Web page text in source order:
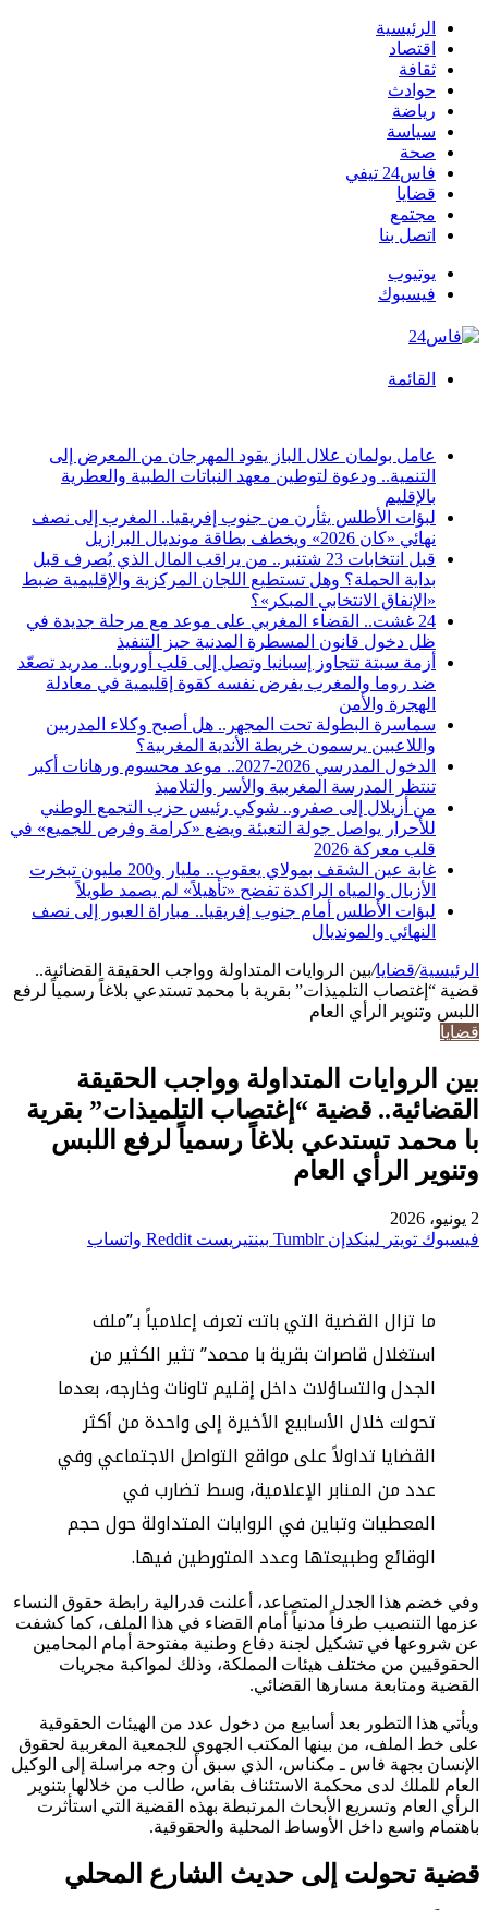
الرئيسية
اقتصاد
ثقافة
حوادث
رياضة
سياسة
صحة
فاس24 تيفي
قضايا
مجتمع
اتصل بنا
يوتيوب
فيسبوك
القائمة
عامل بولمان علال الباز يقود المهرجان من المعرض إلى
التنمية.. ودعوة لتوطين معهد النباتات الطبية والعطرية
بالإقليم
لبؤات الأطلس يثأرن من جنوب إفريقيا.. المغرب إلى نصف
نهائي «كان 2026» ويخطف بطاقة مونديال البرازيل
قبل انتخابات 23 شتنبر.. من يراقب المال الذي يُصرف قبل
بداية الحملة؟ وهل تستطيع اللجان المركزية والإقليمية ضبط
«الإنفاق الانتخابي المبكر»؟
24 غشت.. القضاء المغربي على موعد مع مرحلة جديدة في
ظل دخول قانون المسطرة المدنية حيز التنفيذ
أزمة سبتة تتجاوز إسبانيا وتصل إلى قلب أوروبا.. مدريد تصعّد
ضد روما والمغرب يفرض نفسه كقوة إقليمية في معادلة
الهجرة والأمن
سماسرة البطولة تحت المجهر.. هل أصبح وكلاء المدربين
واللاعبين يرسمون خريطة الأندية المغربية؟
الدخول المدرسي 2026-2027.. موعد محسوم ورهانات أكبر
تنتظر المدرسة المغربية والأسر والتلاميذ
من أزيلال إلى صفرو.. شوكي رئيس حزب التجمع الوطني
للأحرار يواصل جولة التعبئة ويضع «كرامة وفرص للجميع» في
قلب معركة 2026
غابة عين الشقف بمولاي يعقوب.. مليار و200 مليون تبخرت
الأزبال والمياه الراكدة تفضح «تأهيلاً» لم يصمد طويلاً
لبؤات الأطلس أمام جنوب إفريقيا.. مباراة العبور إلى نصف
النهائي والمونديال
الرئيسية/قضايا/بين الروايات المتداولة وواجب الحقيقة القضائية..
قضية “إغتصاب التلميذات” بقرية با محمد تستدعي بلاغاً رسمياً لرفع
اللبس وتنوير الرأي العام
قضايا
بين الروايات المتداولة وواجب الحقيقة
القضائية.. قضية “إغتصاب التلميذات” بقرية
با محمد تستدعي بلاغاً رسمياً لرفع اللبس
وتنوير الرأي العام
2 يونيو، 2026
فيسبوك تويتر لينكدإن بينتيريست واتساب
ما تزال القضية التي باتت تعرف إعلامياً بـ”ملف
استغلال قاصرات بقرية با محمد” تثير الكثير من
الجدل والتساؤلات داخل إقليم تاونات وخارجه، بعدما
تحولت خلال الأسابيع الأخيرة إلى واحدة من أكثر
القضايا تداولاً على مواقع التواصل الاجتماعي وفي
عدد من المنابر الإعلامية، وسط تضارب في
المعطيات وتباين في الروايات المتداولة حول حجم
الوقائع وطبيعتها وعدد المتورطين فيها.
وفي خضم هذا الجدل المتصاعد، أعلنت فدرالية رابطة حقوق النساء
عزمها التنصيب طرفاً مدنياً أمام القضاء في هذا الملف، كما كشفت
عن شروعها في تشكيل لجنة دفاع وطنية مفتوحة أمام المحامين
الحقوقيين من مختلف هيئات المملكة، وذلك لمواكبة مجريات
القضية ومتابعة مسارها القضائي.
ويأتي هذا التطور بعد أسابيع من دخول عدد من الهيئات الحقوقية
على خط الملف، من بينها المكتب الجهوي للجمعية المغربية لحقوق
الإنسان بجهة فاس ـ مكناس، الذي سبق أن وجه مراسلة إلى الوكيل
العام للملك لدى محكمة الاستئناف بفاس، طالب من خلالها بتنوير
الرأي العام وتسريع الأبحاث المرتبطة بهذه القضية التي استأثرت
باهتمام واسع داخل الأوساط المحلية والحقوقية.
قضية تحولت إلى حديث الشارع المحلي